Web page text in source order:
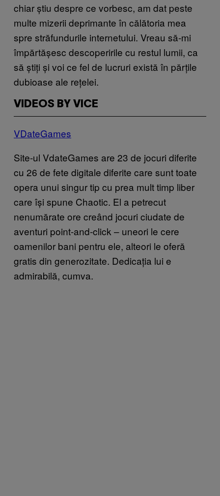
chiar știu despre ce vorbesc, am dat peste
multe mizerii deprimante în călătoria mea
spre străfundurile internetului. Vreau să-mi
împărtășesc descoperirile cu restul lumii, ca
să știți și voi ce fel de lucruri există în părțile
dubioase ale rețelei.
VIDEOS BY VICE
VDateGames
Site-ul VdateGames are 23 de jocuri diferite
cu 26 de fete digitale diferite care sunt toate
opera unui singur tip cu prea mult timp liber
care își spune Chaotic. El a petrecut
nenumărate ore creând jocuri ciudate de
aventuri point-and-click – uneori le cere
oamenilor bani pentru ele, alteori le oferă
gratis din generozitate. Dedicația lui e
admirabilă, cumva.